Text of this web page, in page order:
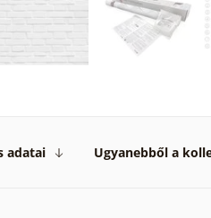
adatai Ugyanebből a